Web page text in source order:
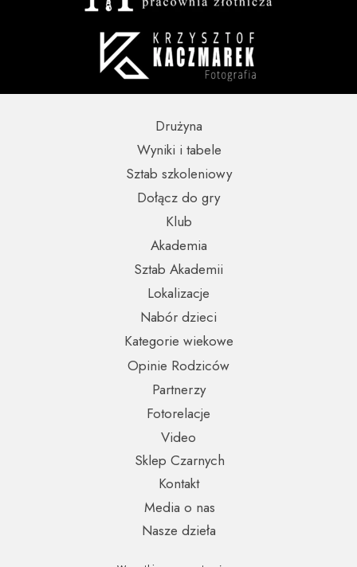
Partnerzy
Opinie Rodziców
Nabór dzieci
Wyniki i tabele
Sklep Czarnych
Video
Fotorelacje
Kontakt
Media o nas
Kategorie wiekowe
Lokalizacje
Sztab szkoleniowy
Sztab Akademii
Dołącz do gry
Nasze dzieła
Drużyna
Akademia
Klub